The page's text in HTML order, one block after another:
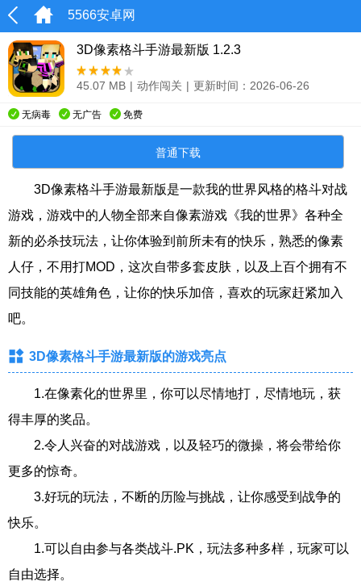
5566安卓网
3D像素格斗手游最新版 1.2.3
45.07 MB | 动作闯关 | 更新时间：2026-06-26
无病毒 无广告 免费
普通下载
3D像素格斗手游最新版是一款我的世界风格的格斗对战
游戏，游戏中的人物全部来自像素游戏《我的世界》各种全
新的必杀技玩法，让你体验到前所未有的快乐，熟悉的像素
人仔，不用打MOD，这次自带多套皮肤，以及上百个拥有不
同技能的英雄角色，让你的快乐加倍，喜欢的玩家赶紧加入
吧。
3D像素格斗手游最新版的游戏亮点
1.在像素化的世界里，你可以尽情地打，尽情地玩，获
得丰厚的奖品。
2.令人兴奋的对战游戏，以及轻巧的微操，将会带给你
更多的惊奇。
3.好玩的玩法，不断的历险与挑战，让你感受到战争的
快乐。
1.可以自由参与各类战斗.PK，玩法多种多样，玩家可以
自由选择。